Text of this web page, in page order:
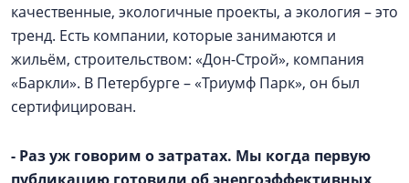
качественные, экологичные проекты, а экология – это
тренд. Есть компании, которые занимаются и
жильём, строительством: «Дон-Строй», компания
«Баркли». В Петербурге – «Триумф Парк», он был
сертифицирован.
- Раз уж говорим о затратах. Мы когда первую